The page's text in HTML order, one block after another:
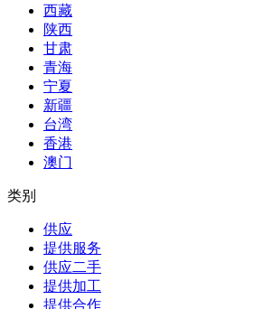
西藏
陕西
甘肃
青海
宁夏
新疆
台湾
香港
澳门
类别
供应
提供服务
供应二手
提供加工
提供合作